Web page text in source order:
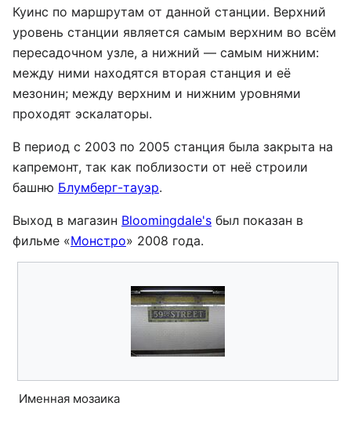
Куинс по маршрутам от данной станции. Верхний
уровень станции является самым верхним во всём
пересадочном узле, а нижний — самым нижним:
между ними находятся вторая станция и её
мезонин; между верхним и нижним уровнями
проходят эскалаторы.
В период с 2003 по 2005 станция была закрыта на
капремонт, так как поблизости от неё строили
башню Блумберг-тауэр.
Выход в магазин Bloomingdale's был показан в
фильме «Монстро» 2008 года.
Именная мозаика